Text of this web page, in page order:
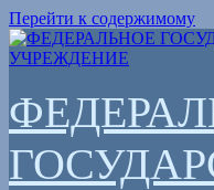
Перейти к содержимому